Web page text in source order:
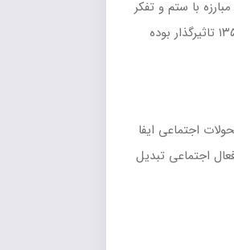
با ستم و تفکر
روشنفکرانه خواهند بود. اشاره نویسنده به تفکرات ضداستعماری و معاندت به سرمایه‌داری، که در دهه‌های بعد در شکل‌گیری انقلاب اسلامی در سال ۱۳۵۷ تاثیرگذار بوده
اجتماعی ایفا
اجتماعی تبدیل